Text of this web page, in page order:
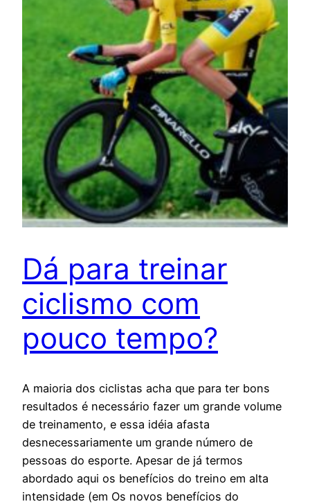
Dá para treinar
ciclismo com
pouco tempo?
A maioria dos ciclistas acha que para ter bons
resultados é necessário fazer um grande volume
de treinamento, e essa idéia afasta
desnecessariamente um grande número de
pessoas do esporte. Apesar de já termos
abordado aqui os benefícios do treino em alta
intensidade (em Os novos benefícios do